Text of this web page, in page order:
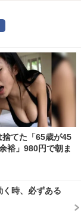
捨てた「65歳が45
裕」980円で朝ま
く時、必ずある